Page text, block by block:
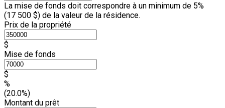
La mise de fonds doit correspondre à un minimum de 5%
(17 500 $) de la valeur de la résidence.
Prix de la propriété
$
Mise de fonds
$
%
(20.0%)
Montant du prêt